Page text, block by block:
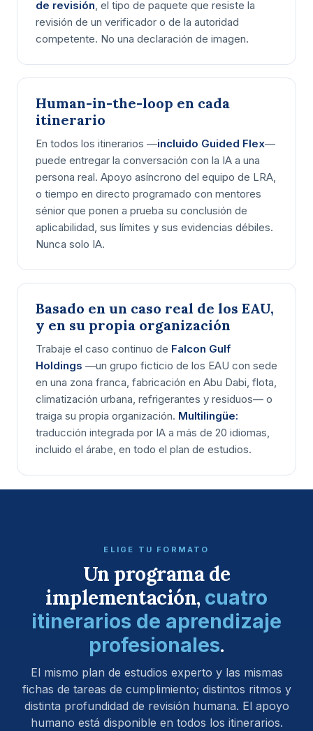
de revisión, el tipo de paquete que resiste la
revisión de un verificador o de la autoridad
competente. No una declaración de imagen.
Human-in-the-loop en cada
itinerario
En todos los itinerarios —incluido Guided Flex—
puede entregar la conversación con la IA a una
persona real. Apoyo asíncrono del equipo de LRA,
o tiempo en directo programado con mentores
sénior que ponen a prueba su conclusión de
aplicabilidad, sus límites y sus evidencias débiles.
Nunca solo IA.
Basado en un caso real de los EAU,
y en su propia organización
Trabaje el caso continuo de Falcon Gulf
Holdings —un grupo ficticio de los EAU con sede
en una zona franca, fabricación en Abu Dabi, flota,
climatización urbana, refrigerantes y residuos— o
traiga su propia organización. Multilingüe:
traducción integrada por IA a más de 20 idiomas,
incluido el árabe, en todo el plan de estudios.
ELIGE TU FORMATO
Un programa de
implementación, cuatro
itinerarios de aprendizaje
profesionales.
El mismo plan de estudios experto y las mismas
fichas de tareas de cumplimiento; distintos ritmos y
distinta profundidad de revisión humana. El apoyo
humano está disponible en todos los itinerarios.